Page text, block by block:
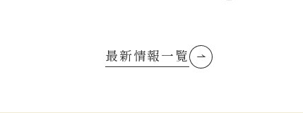
最新情報一覧